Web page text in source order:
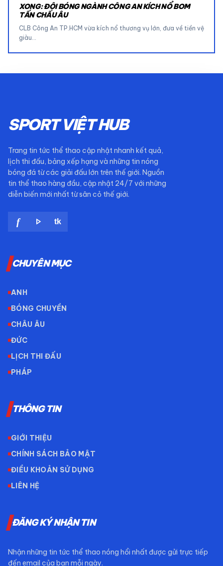
XONG: ĐỘI BÓNG NGÀNH CÔNG AN KÍCH NỔ BOM
TẤN CHÂU ÂU
CLB Công An TP.HCM vừa kích nổ thương vụ lớn, đưa về tiền vệ
giàu…
SPORT VIỆT HUB
Trang tin tức thể thao cập nhật nhanh kết quả,
lịch thi đấu, bảng xếp hạng và những tin nóng
bóng đá từ các giải đấu lớn trên thế giới. Nguồn
tin thể thao hàng đầu, cập nhật 24/7 với những
diễn biến mới nhất từ sân cỏ thế giới.
f play_arrow tk
CHUYÊN MỤC
ANH
BÓNG CHUYỀN
CHÂU ÂU
ĐỨC
LỊCH THI ĐẤU
PHÁP
THÔNG TIN
GIỚI THIỆU
CHÍNH SÁCH BẢO MẬT
ĐIỀU KHOẢN SỬ DỤNG
LIÊN HỆ
ĐĂNG KÝ NHẬN TIN
Nhận những tin tức thể thao nóng hổi nhất được gửi trực tiếp
đến email của bạn mỗi ngày.